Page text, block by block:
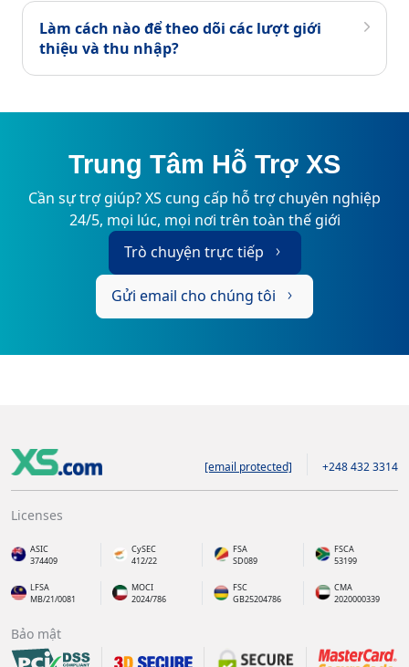
Làm cách nào để theo dõi các lượt giới
thiệu và thu nhập?
Trung Tâm Hỗ Trợ XS
Cần sự trợ giúp? XS cung cấp hỗ trợ chuyên nghiệp
24/5, mọi lúc, mọi nơi trên toàn thế giới
Trò chuyện trực tiếp
Gửi email cho chúng tôi
[email protected] +248 432 3314
Licenses
ASIC
374409
CySEC
412/22
FSA
SD089
FSCA
53199
LFSA
MB/21/0081
MOCI
2024/786
FSC
GB25204786
CMA
2020000339
Bảo mật